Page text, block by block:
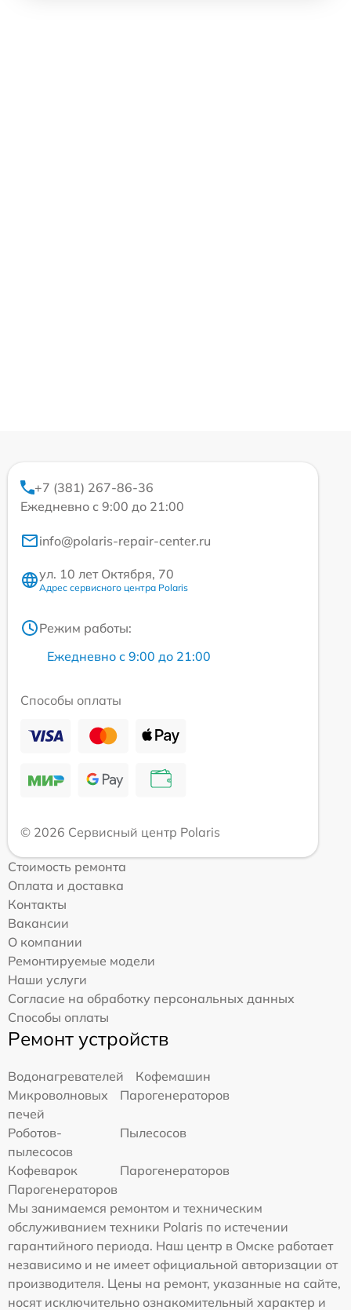
+7 (381) 267-86-36
Ежедневно с 9:00 до 21:00
info@polaris-repair-center.ru
ул. 10 лет Октября, 70
Адрес сервисного центра Polaris
Режим работы:
Ежедневно с 9:00 до 21:00
Способы оплаты
© 2026 Сервисный центр Polaris
Стоимость ремонта
Оплата и доставка
Контакты
Вакансии
О компании
Ремонтируемые модели
Наши услуги
Согласие на обработку персональных данных
Способы оплаты
Ремонт устройств
Водонагревателей
Кофемашин
Микроволновых
печей
Парогенераторов
Роботов-
пылесосов
Пылесосов
Кофеварок
Парогенераторов
Парогенераторов
Мы занимаемся ремонтом и техническим
обслуживанием техники Polaris по истечении
гарантийного периода. Наш центр в Омске работает
независимо и не имеет официальной авторизации от
производителя. Цены на ремонт, указанные на сайте,
носят исключительно ознакомительный характер и